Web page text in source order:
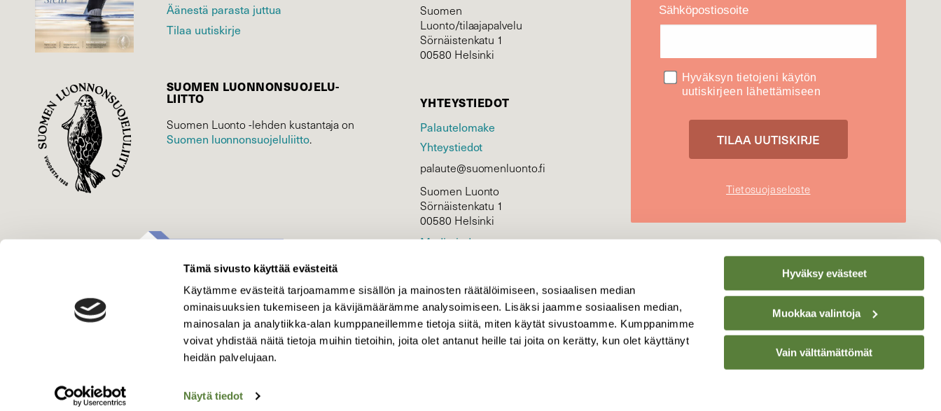
Tämä sivusto käyttää evästeitä
Käytämme evästeitä tarjoamamme sisällön ja mainosten räätälöimiseen, sosiaalisen median
ominaisuuksien tukemiseen ja kävijämäärämme analysoimiseen. Lisäksi jaamme sosiaalisen median,
mainosalan ja analytiikka-alan kumppaneillemme tietoja siitä, miten käytät sivustoamme. Kumppanimme
voivat yhdistää näitä tietoja muihin tietoihin, joita olet antanut heille tai joita on kerätty, kun olet käyttänyt
heidän palvelujaan.
Näytä tiedot
Hyväksy evästeet
Muokkaa valintoja
Vain välttämättömät
Äänestä parasta juttua
Tilaa uutiskirje
SUOMEN LUONNON­SUOJELU­
LIITTO
Suomen Luonto -lehden kustantaja on
Suomen luonnonsuojelu­liitto.
Suomen
Luonto/tilaajapalvelu
Sörnäistenkatu 1
00580 Helsinki
YHTEYSTIEDOT
Palautelomake
Yhteystiedot
palaute@suomenluonto.fi
Suomen Luonto
Sörnäistenkatu 1
00580 Helsinki
Mediatiedot
KIRJAUDU
Sähköpostiosoite
Hyväksyn tietojeni käytön
uutiskirjeen lähettämiseen
Tietosuojaseloste